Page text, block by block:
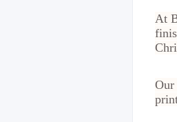
At
Our